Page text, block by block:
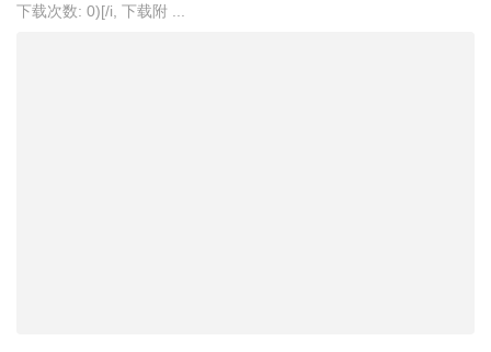
下载次数: 0)[/i, 下载附 ...